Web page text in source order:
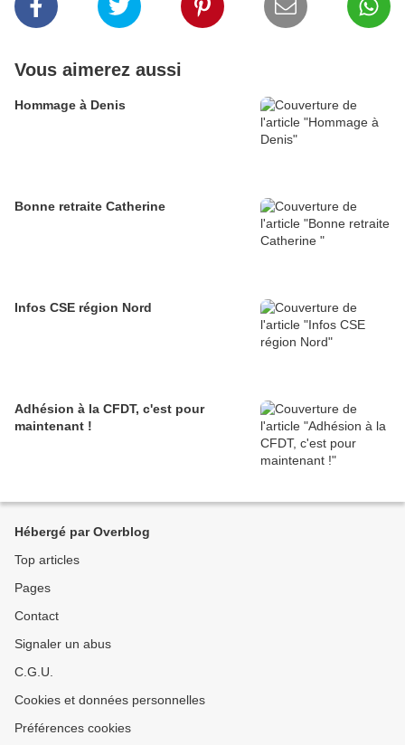
Vous aimerez aussi
Hommage à Denis
Bonne retraite Catherine
Infos CSE région Nord
Adhésion à la CFDT, c'est pour
maintenant !
Hébergé par Overblog
Top articles
Pages
Contact
Signaler un abus
C.G.U.
Cookies et données personnelles
Préférences cookies